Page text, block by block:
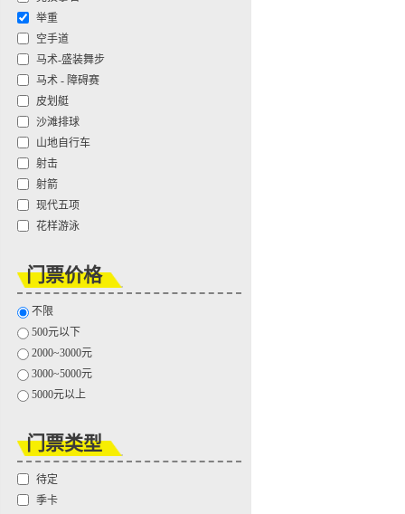
举重
空手道
马术-盛装舞步
马术 - 障碍赛
皮划艇
沙滩排球
山地自行车
射击
射箭
现代五项
花样游泳
门票价格
不限
500元以下
2000~3000元
3000~5000元
5000元以上
门票类型
待定
季卡